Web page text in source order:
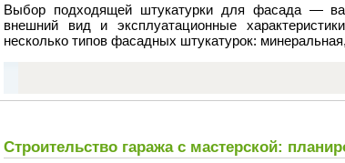
Выбор подходящей штукатурки для фасада —
внешний вид и эксплуатационные
несколько типов фасадных штукатурок:
Строительство гаража с мастерской: